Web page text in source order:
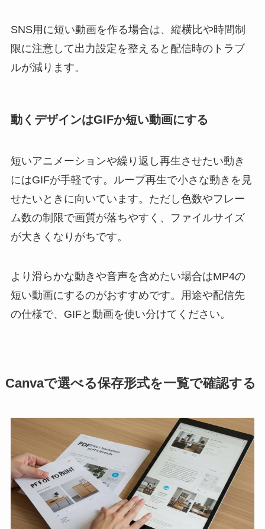
SNS用に短い動画を作る場合は、縦横比や時間制
限に注意して出力設定を整えると配信時のトラブ
ルが減ります。
動くデザインはGIFか短い動画にする
短いアニメーションや繰り返し再生させたい動き
にはGIFが手軽です。ループ再生で小さな動きを見
せたいときに向いています。ただし色数やフレー
ム数の制限で画質が落ちやすく、ファイルサイズ
が大きくなりがちです。
より滑らかな動きや音声を含めたい場合はMP4の
短い動画にするのがおすすめです。用途や配信先
の仕様で、GIFと動画を使い分けてください。
Canvaで選べる保存形式を一覧で確認する